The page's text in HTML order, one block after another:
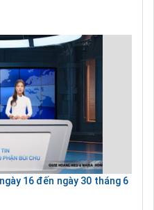
16 đến ngày 30 tháng 6